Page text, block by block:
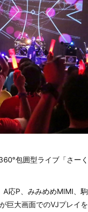
包囲型ライブ「さー
P、みみめめMIMI、
巨大画面でのVJプレイ